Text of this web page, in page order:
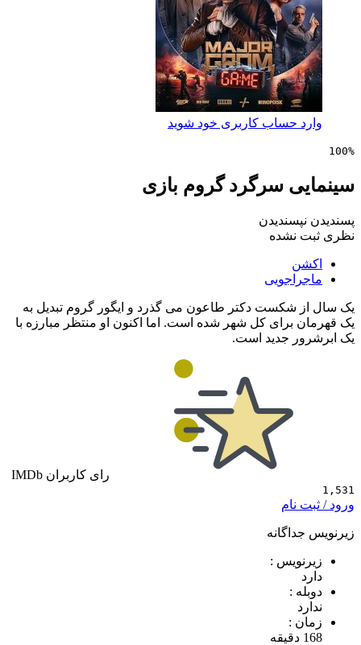
حساب کاربری خود شوید
سرگرد گروم بازی
نشده
شکست دکتر طاعون می گذرد و ایگور گروم تبدیل به
برای کل شهر شده است. اما اکنون او منتظر مبارزه با
جدید است.
رای کاربران IMDb
نام
: